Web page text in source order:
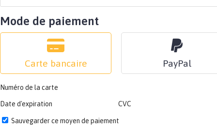
Mode de paiement
Carte bancaire PayPal
Numéro de la carte
Date d'expiration CVC
Sauvegarder ce moyen de paiement